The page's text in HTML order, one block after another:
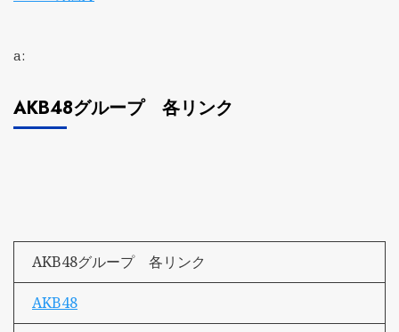
a:
AKB48グループ 各リンク
AKB48グループ 各リンク
AKB48